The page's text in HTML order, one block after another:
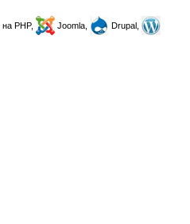
на PHP, Joomla,
Drupal,